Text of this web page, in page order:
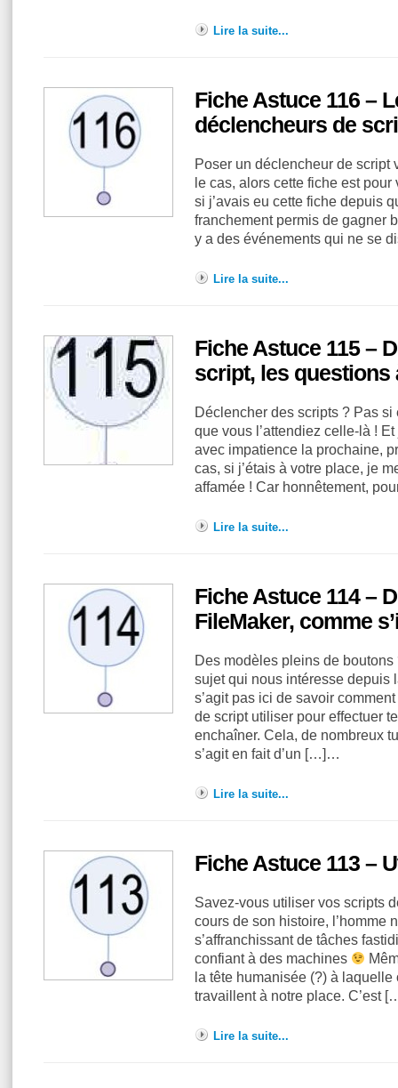
Lire la suite...
Fiche Astuce 116 –
déclencheurs de
Poser un déclencheur de script
le cas, alors cette fiche est
si j’avais eu cette fiche depuis
franchement permis de gagner
y a des événements qui ne se
Lire la suite...
Fiche Astuce 115 –
script, les
Déclencher des scripts ? Pas
que vous l’attendiez celle-là !
avec impatience la prochaine,
cas, si j’étais à votre place, je
affamée ! Car honnêtement,
Lire la suite...
Fiche Astuce 114 –
FileMaker, comme
Des modèles pleins de
sujet qui nous intéresse depuis
s’agit pas ici de savoir
de script utiliser pour effectuer
enchaîner. Cela, de nombreux
s’agit en fait d’un […]…
Lire la suite...
Fiche Astuce 113 –
Savez-vous utiliser vos scripts
cours de son histoire, l’homme
s’affranchissant de tâches
confiant à des machines
la tête humanisée (?) à laquelle
travaillent à notre place. C’est
Lire la suite...